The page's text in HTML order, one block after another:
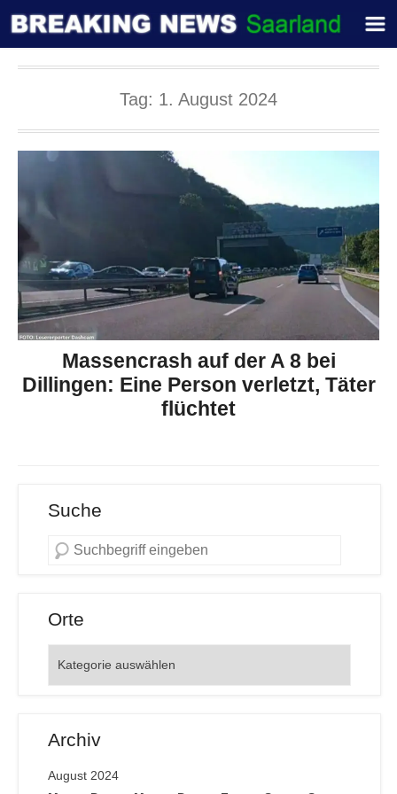
Tag: 1. August 2024
Massencrash auf der A 8 bei
Dillingen: Eine Person verletzt, Täter
flüchtet
Suche
Orte
Archiv
August 2024